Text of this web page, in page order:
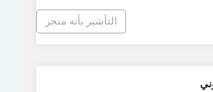
التأشير بأنه منجز